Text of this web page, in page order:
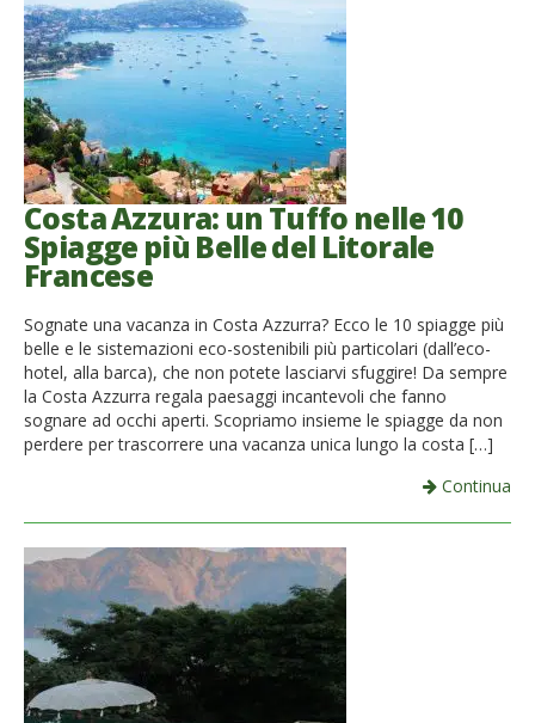
Costa Azzura: un Tuffo nelle 10
Spiagge più Belle del Litorale
Francese
Sognate una vacanza in Costa Azzurra? Ecco le 10 spiagge più
belle e le sistemazioni eco-sostenibili più particolari (dall’eco-
hotel, alla barca), che non potete lasciarvi sfuggire! Da sempre
la Costa Azzurra regala paesaggi incantevoli che fanno
sognare ad occhi aperti. Scopriamo insieme le spiagge da non
perdere per trascorrere una vacanza unica lungo la costa […]
Continua